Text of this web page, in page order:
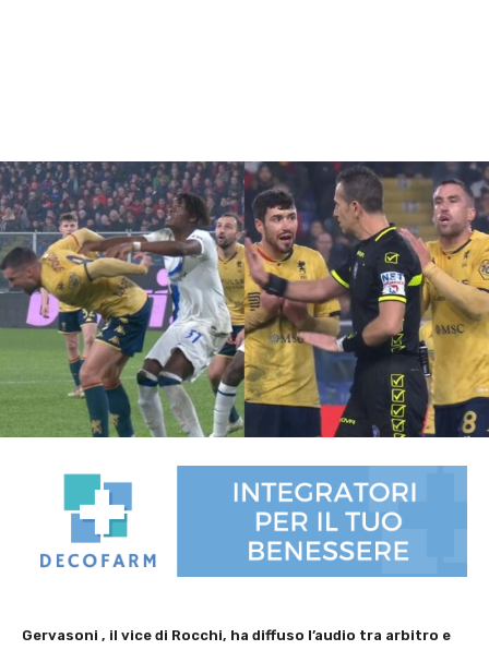
Gervasoni , il vice di Rocchi, ha diffuso l’audio tra arbitro e